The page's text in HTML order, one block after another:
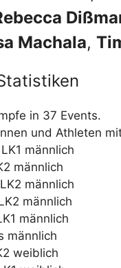
Machala,
in 37 Events.
und Athleten
männlich
männlich
männlich
männlich
männlich
männlich
weiblich